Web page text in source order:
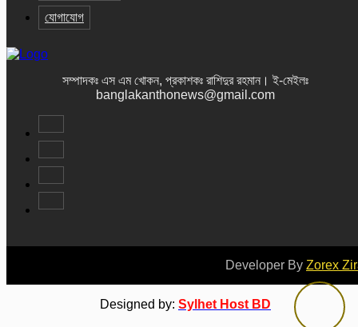
যোগাযোগ
সম্পাদকঃ এস এম খোকন, প্রকাশকঃ রাশিদুর রহমান । ই-মেইলঃ
banglakanthonews@gmail.com
Developer By Zorex
Designed by: Sylhet Host BD